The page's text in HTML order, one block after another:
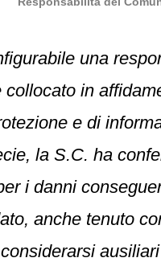
una
collocato in
e di
la S.C. ha
i danni
anche tenuto